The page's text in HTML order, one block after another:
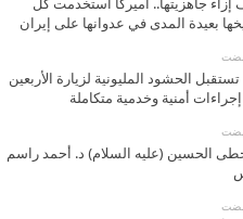
إزاء جاهزيتها.. أميركا استخدمت كل
بعيدة المدى في عدوانها على إيران
مضت
تستقبل الحشود المليونية لزيارة الأربعين
أمنية وخدمية متكاملة
مضت
الحسين (عليه السلام) د. أحمد راسم